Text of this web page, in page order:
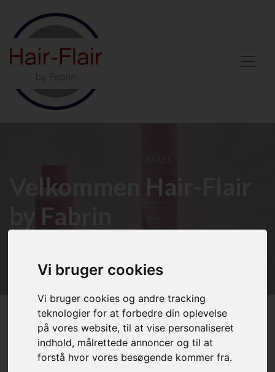
Vi bruger cookies
Vi bruger cookies og andre tracking
teknologier for at forbedre din oplevelse
på vores website, til at vise personaliseret
indhold, målrettede annoncer og til at
forstå hvor vores besøgende kommer fra.
Velkommen Hair-Flair
by Fabrin
Velkommen til Hair-Flair by
Fabrin!